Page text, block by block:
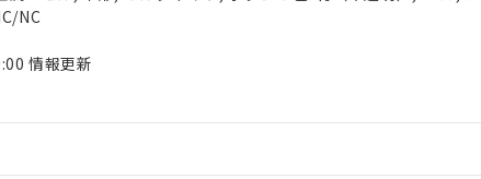
NC
情報更新